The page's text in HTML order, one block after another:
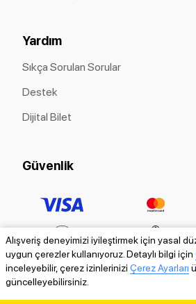
Alışveriş deneyimizi iyileştirmek için yasal
uygun çerezler kullanıyoruz. Detaylı bilgi için
inceleyebilir, çerez izinlerinizi Çerez Ayarları
güncelleyebilirsiniz.
Yardım
Sıkça Sorulan Sorular
Destek
Dijital Bilet
Güvenlik